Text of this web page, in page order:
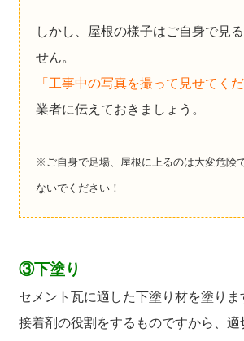
しかし、屋根の様子はご自身で見
せん。
「工事中の写真を撮って見せてくだ
業者に伝えておきましょう。
※ご自身で足場、屋根に上るのは大変危険
ないでください！
③下塗り
セメント瓦に適した下塗り材を塗りま
接着剤の役割をするものですから、適